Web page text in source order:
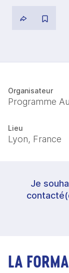
Organisateur
Programme
Lieu
Lyon, France
Je
LA